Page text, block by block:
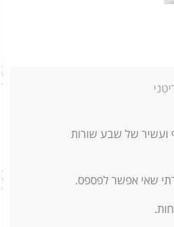
ועשיר של שבע שורות
שאי אפשר לפספס.